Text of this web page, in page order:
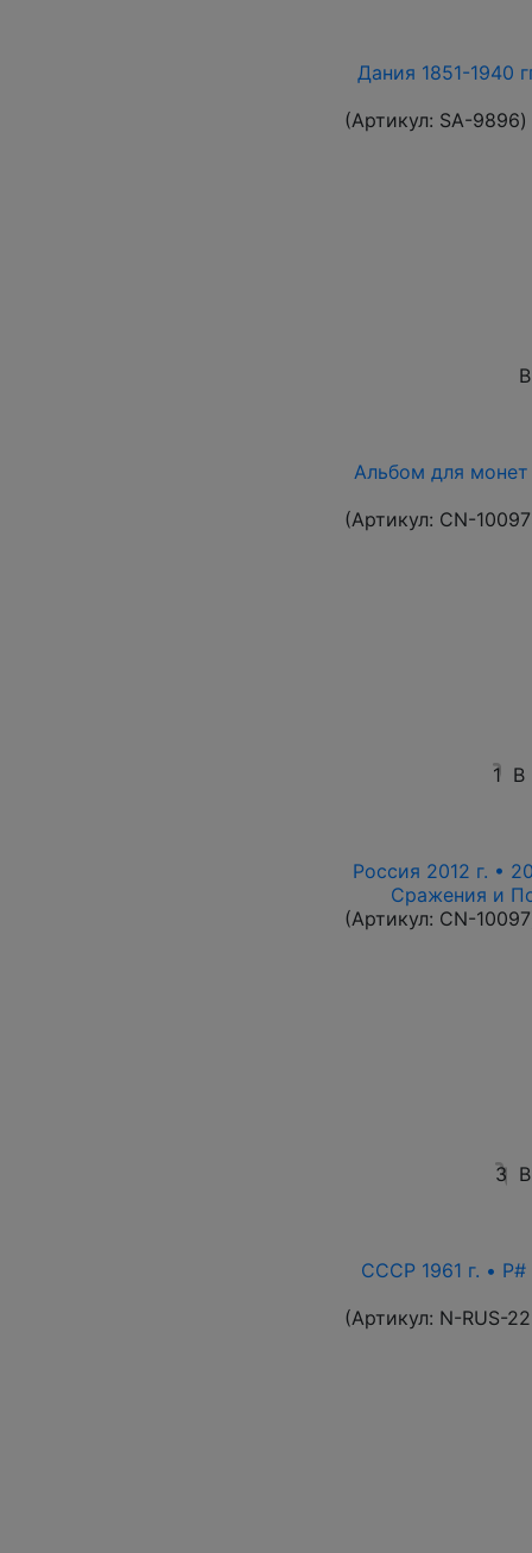
Дания 1851-1940
(Артикул: SA-9896)
Альбом для монет
(Артикул: CN-
1 В
Россия 2012 г. •
Сражения и
(Артикул: CN-10097
3
СССР 1961 г. •
(Артикул: N-RUS-